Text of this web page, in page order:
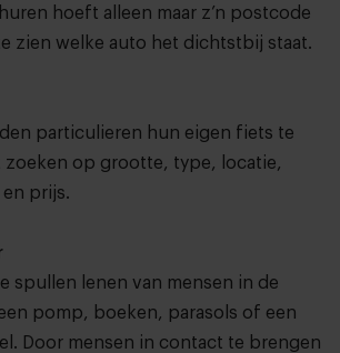
hoeft alleen maar z’n postcode
zien welke auto het dichtstbij staat.
particulieren hun eigen fiets te
zoeken op grootte, type, locatie,
prijs.
spullen lenen van mensen in de
pomp, boeken, parasols of een
Door mensen in contact te brengen